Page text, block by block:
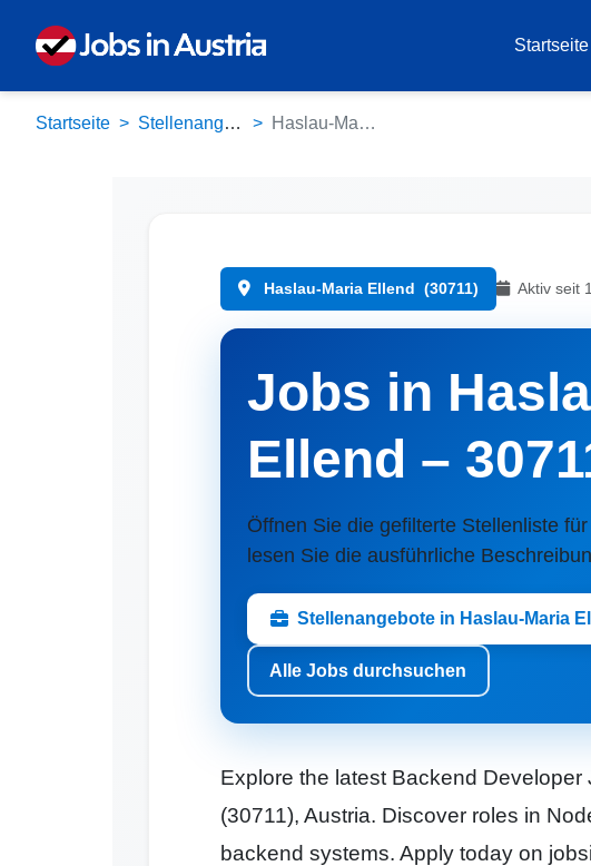
Startseite
Startseite Stellenangebote Haslau-Maria Ellend (30711)
Haslau-Maria Ellend (30711) Aktiv seit
Jobs in
Ellend –
Öffnen Sie die gefilterte Stellenliste
lesen Sie die ausführliche
Stellenangebote in Haslau-Maria
Alle Jobs durchsuchen
Explore the latest Backend
(30711), Austria. Discover roles in
backend systems. Apply today on